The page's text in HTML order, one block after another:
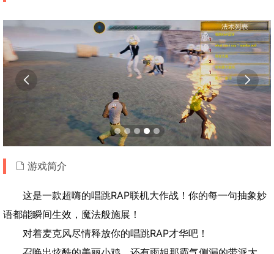
 
游戏简介
这是一款超嗨的唱跳RAP联机大作战！你的每一句抽象妙
语都能瞬间生效，魔法般施展！
对着麦克风尽情释放你的唱跳RAP才华吧！